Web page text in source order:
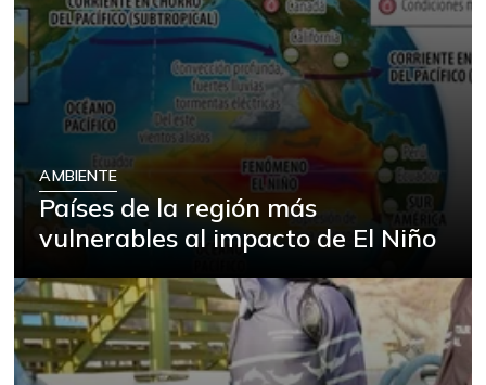
AMBIENTE
Países de la región más
vulnerables al impacto de El Niño